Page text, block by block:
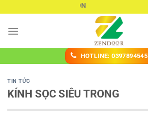
nội
KÍNH ĐÚC SÀI GÒN
HOTLINE: 0397894545
TIN TỨC
KÍNH SỌC SIÊU TRONG